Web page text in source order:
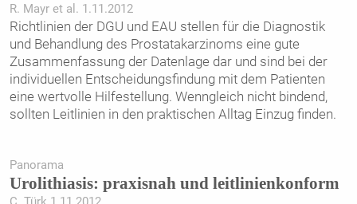
R. Mayr et al. 1.11.2012
Richtlinien der DGU und EAU stellen für die Diagnostik
und Behandlung des Prostatakarzinoms eine gute
Zusammenfassung der Datenlage dar und sind bei der
individuellen Entscheidungsfindung mit dem Patienten
eine wertvolle Hilfestellung. Wenngleich nicht bindend,
sollten Leitlinien in den praktischen Alltag Einzug finden.
Panorama
Urolithiasis: praxisnah und leitlinienkonform